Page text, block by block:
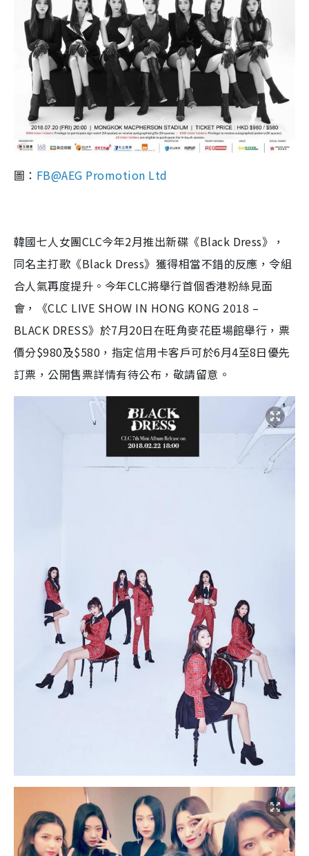
圖： FB@AEG Promotion Ltd
韓國七人女團CLC今年2月推出新碟《Black Dress》，
同名主打歌《Black Dress》獲得相當不錯的反應，令組
合人氣再度提升。今年CLC將舉行首個香港粉絲見面
會，《CLC LIVE SHOW IN HONG KONG 2018 –
BLACK DRESS》於7月20日在旺角麥花臣場館舉行，票
價分$980及$580，指定信用卡客戶可於6月4至8日優先
訂票，公開售票詳情有待公布，敬請留意。